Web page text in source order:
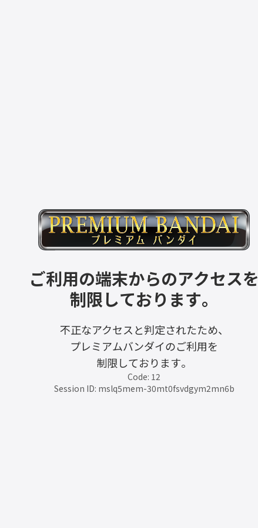
ご利用の端末からのアクセスを
制限しております。
不正なアクセスと判定されたため、
プレミアムバンダイのご利用を
制限しております。
Code: 12
Session ID: mslq5mem-30mt0fsvdgym2mn6b